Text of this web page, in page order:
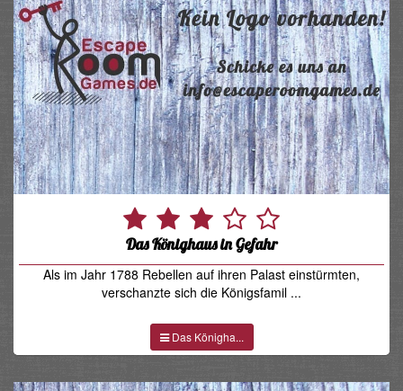
Das Könighaus in Gefahr
Als im Jahr 1788 Rebellen auf ihren Palast einstürmten,
verschanzte sich die Königsfamil ...
Das Königha...